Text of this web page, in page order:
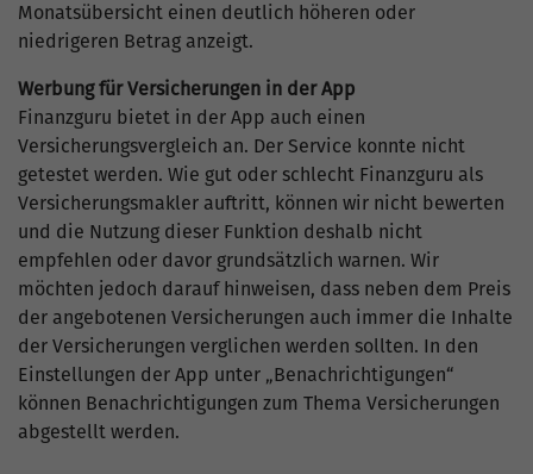
Monatsübersicht einen deutlich höheren oder
niedrigeren Betrag anzeigt.
Werbung für Versicherungen in der App
Finanzguru bietet in der App auch einen
Versicherungsvergleich an. Der Service konnte nicht
getestet werden. Wie gut oder schlecht Finanzguru als
Versicherungsmakler auftritt, können wir nicht bewerten
und die Nutzung dieser Funktion deshalb nicht
empfehlen oder davor grundsätzlich warnen. Wir
möchten jedoch darauf hinweisen, dass neben dem Preis
der angebotenen Versicherungen auch immer die Inhalte
der Versicherungen verglichen werden sollten. In den
Einstellungen der App unter „Benachrichtigungen“
können Benachrichtigungen zum Thema Versicherungen
abgestellt werden.